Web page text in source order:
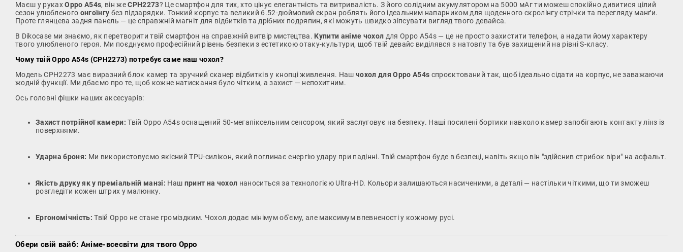
Маєш у рукахOppo A54s, він жеCPH2273? Це смартфон для тих, хто цінує елегантність та витривалість. З його солідним акумулятором на 5000 мАг ти можеш спокійно дивитися цілий
сезон улюбленого онгоїнгу без підзарядки. Тонкий корпус та великий 6.52-дюймовий екран роблять його ідеальним напарником для щоденного скролінгу стрічки та перегляду манґи.
Проте глянцева задня панель — це справжній магніт для відбитків та дрібних подряпин, які можуть швидко зіпсувати вигляд твого девайса.
В Dikocase ми знаємо, як перетворити твій смартфон на справжній витвір мистецтва. Купити аніме чохол для Oppo A54s — це не просто захистити телефон, а надати йому характеру
твого улюбленого героя. Ми поєднуємо професійний рівень безпеки з естетикою отаку-культури, щоб твій девайс виділявся з натовпу та був захищений на рівні S-класу.
Чому твій Oppo A54s (CPH2273) потребує саме наш чохол?
Модель CPH2273 має виразний блок камер та зручний сканер відбитків у кнопці живлення. Наш чохол для Oppo A54s спроєктований так, щоб ідеально сідати на корпус, не заважаючи
жодній функції. Ми дбаємо про те, щоб кожне натискання було чітким, а захист — непохитним.
Ось головні фішки наших аксесуарів:
Захист потрійної камери: Твій Oppo A54s оснащений 50-мегапіксельним сенсором, який заслуговує на безпеку. Наші посилені бортики навколо камер запобігають контакту лінз із
поверхнями.
Ударна броня: Ми використовуємо якісний TPU-силікон, який поглинає енергію удару при падінні. Твій смартфон буде в безпеці, навіть якщо він "здійснив стрибок віри" на асфальт.
Якість друку як у преміальній манзі: Наш принт на чохол наноситься за технологією Ultra-HD. Кольори залишаються насиченими, а деталі — настільки чіткими, що ти зможеш
розгледіти кожен штрих у малюнку.
Ергономічність: Твій Oppo не стане громіздким. Чохол додає мінімум об'єму, але максимум впевненості у кожному русі.
Обери свій вайб: Аніме-всесвіти для твого Oppo